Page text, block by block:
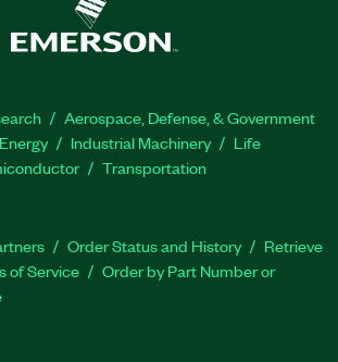
Aerospace, Defense, & Government
Energy Industrial Machinery
Life
Transportation
Order Status and History
Retrieve
of Service
Order by Part Number or